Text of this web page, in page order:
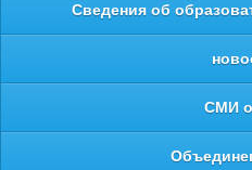
Сведения об
СМИ о